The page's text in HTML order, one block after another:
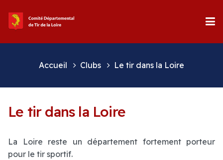
Accueil Clubs Le tir dans la Loire
Le tir dans la Loire
La Loire reste un département fortement porteur
pour le tir sportif.